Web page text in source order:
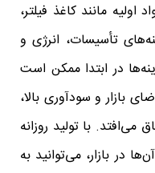
مانند کاغذ فیلتر،
تأسیسات، انرژی و
در ابتدا ممکن است
بازار و سودآوری بالا،
با تولید روزانه
در بازار، می‌توانید به